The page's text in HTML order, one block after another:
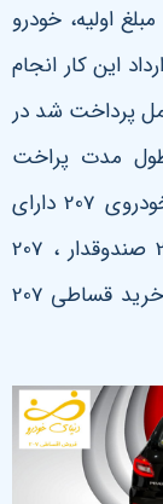
پرداخت مبلغ اولیه، خودرو
این کار انجام
پرداخت شد در
طول مدت پراخت
اقساط نمی توانید خودرو را معامله کنید. خودروی 207 دارای
مدل های مختلف مانند 207 معمولی ، 207 صندوقدار ، 207
اتومات ، 207 پانوراما و... است که در زمان خرید قساطی 207